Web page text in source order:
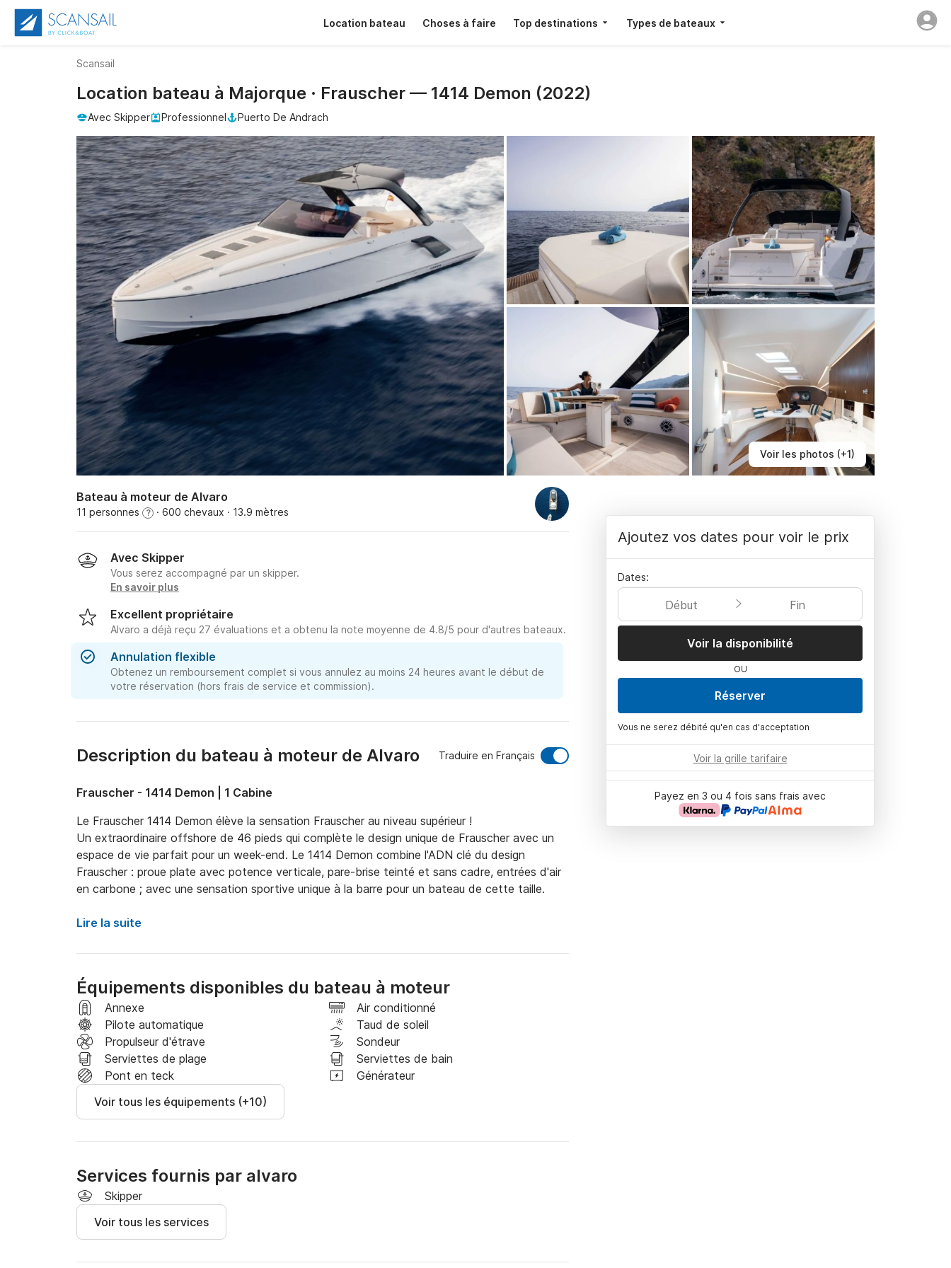
Location bateau Choses à faire Top destinations Types de bateaux
Scansail
Voir les photos (+1)
Location bateau à Majorque · Frauscher — 1414 Demon (2022)
Avec Skipper Professionnel Puerto De Andrach
Bateau à moteur de Alvaro
11 personnes ? · 600 chevaux · 13.9 mètres
Avec Skipper
Vous serez accompagné par un skipper.
En savoir plus
Excellent propriétaire
Alvaro a déjà reçu 27 évaluations et a obtenu la note moyenne de 4.8/5 pour d'autres bateaux.
Annulation flexible
Obtenez un remboursement complet si vous annulez au moins 24 heures avant le début de
votre réservation (hors frais de service et commission).
Description du bateau à moteur de Alvaro Traduire en Français
Frauscher - 1414 Demon | 1 Cabine
Le Frauscher 1414 Demon élève la sensation Frauscher au niveau supérieur !
Un extraordinaire offshore de 46 pieds qui complète le design unique de Frauscher avec un
espace de vie parfait pour un week-end. Le 1414 Demon combine l'ADN clé du design
Frauscher : proue plate avec potence verticale, pare-brise teinté et sans cadre, entrées d'air
en carbone ; avec une sensation sportive unique à la barre pour un bateau de cette taille.
Lire la suite
Équipements disponibles du bateau à moteur
Annexe
Air conditionné
Pilote automatique
Taud de soleil
Propulseur d'étrave
Sondeur
Serviettes de plage
Serviettes de bain
Pont en teck
Générateur
Voir tous les équipements (+10)
Services fournis par alvaro
Skipper
Voir tous les services
Ajoutez vos dates pour voir le prix
Dates:
Début Fin
Voir la disponibilité
OU
Réserver
Vous ne serez débité qu'en cas d'acceptation
Voir la grille tarifaire
Payez en 3 ou 4 fois sans frais avec